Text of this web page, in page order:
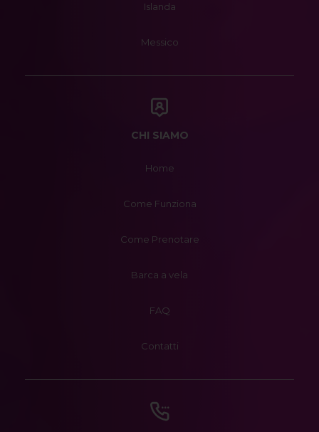
Islanda
Messico
CHI SIAMO
Home
Come Funziona
Come Prenotare
Barca a vela
FAQ
Contatti